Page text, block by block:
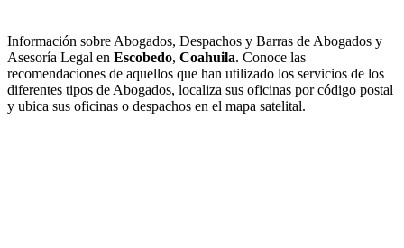
Información sobre Abogados, Despachos y Barras de Abogados y
Asesoría Legal en Escobedo, Coahuila. Conoce las
recomendaciones de aquellos que han utilizado los servicios de los
diferentes tipos de Abogados, localiza sus oficinas por código postal
y ubica sus oficinas o despachos en el mapa satelital.